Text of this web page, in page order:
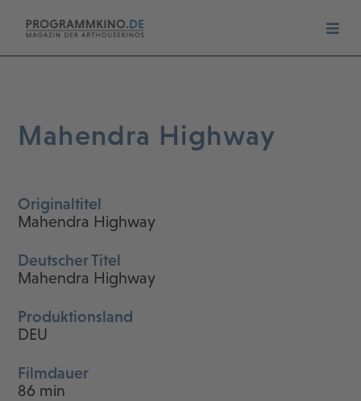
Mahendra Highway
Originaltitel
Mahendra Highway
Deutscher Titel
Mahendra Highway
Produktionsland
DEU
Filmdauer
86 min